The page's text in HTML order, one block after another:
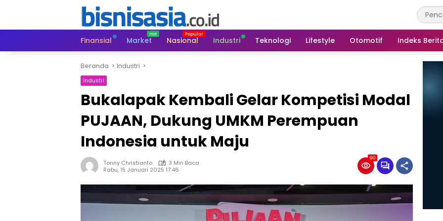
Finansial
Market Nasional Industri Teknologi Lifestyle Otomotif Indeks
Beranda Industri
Industri
Bukalapak Kembali Gelar Kompetisi Modal
PUJAAN, Dukung UMKM Perempuan
Indonesia untuk Maju
Tonny Christianto
3 Min Baca
Rabu, 15 Januari 2025 17:46
90